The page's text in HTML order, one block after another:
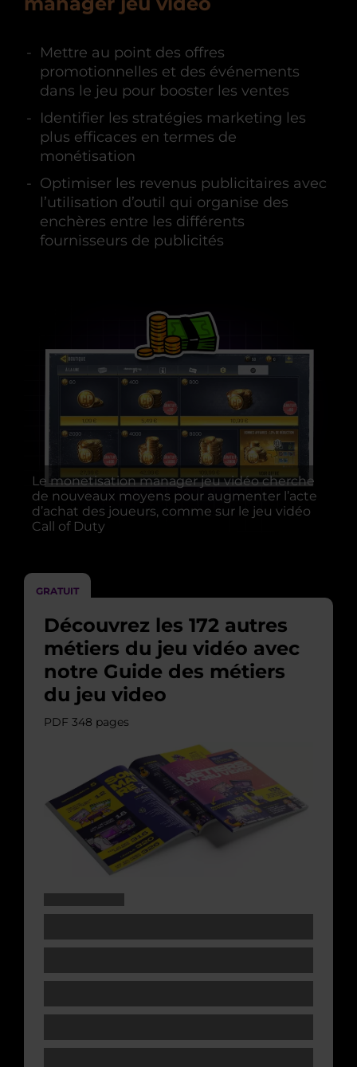
Mettre au point des offres
promotionnelles et des événements
dans le jeu pour booster les ventes
Identifier les stratégies marketing les
plus efficaces en termes de
monétisation
Optimiser les revenus publicitaires avec
l’utilisation d’outil qui organise des
enchères entre les différents
fournisseurs de publicités
Le monetisation manager jeu vidéo cherche
de nouveaux moyens pour augmenter l’acte
d’achat des joueurs, comme sur le jeu vidéo
Call of Duty
GRATUIT
Découvrez les 172 autres
métiers du jeu vidéo avec
notre Guide des métiers
du jeu video
PDF 348 pages